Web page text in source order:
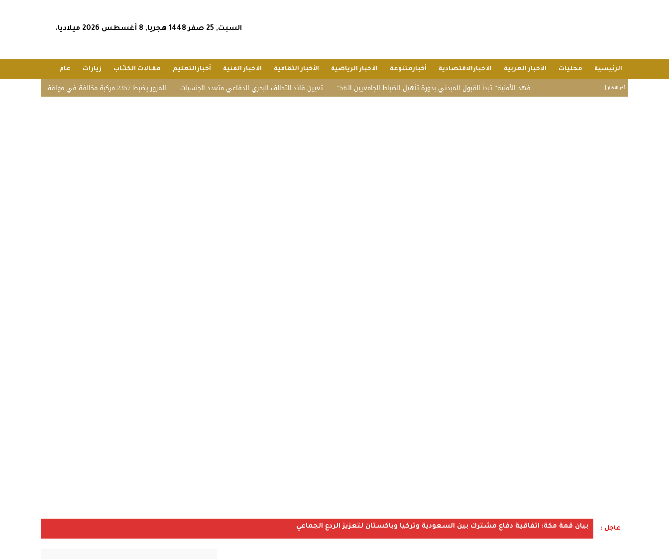
السبت, 25 صفر 1448 هجريا, 8 أغسطس 2026 ميلاديا.
الرئيسية محليات الأخبار العربية الأخبارالاقتصادية أخبارمتنوعة الأخبار الرياضية الأخبار الثقافية الأخبار الفنية أخبارالتعليم مقـالات الكتـّـاب زيارات عام
أخر الأخبار | المرور يضبط 2357 مركبة مخالفة في مواقف الأشخاص ذوي الإعاقة بمختلف مناطق المملكة تعيين قائد للتحالف البحري الدفاعي متعدد الجنسيات “فهد الأمنية” تبدأ القبول المبدئي بدورة تأهيل الضباط الجامعيين الـ56
عاجل : بيان قمة مكة: اتفاقية دفاع مشترك بين السعودية وتركيا وباكستان لتعزيز الردع الجماعي